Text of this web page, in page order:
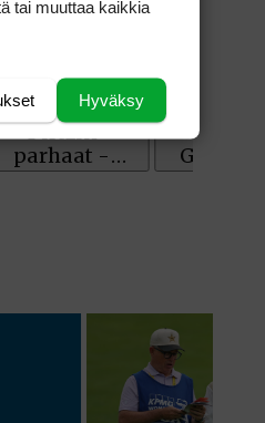
tai muuttaa kaikkia
Hyväksy